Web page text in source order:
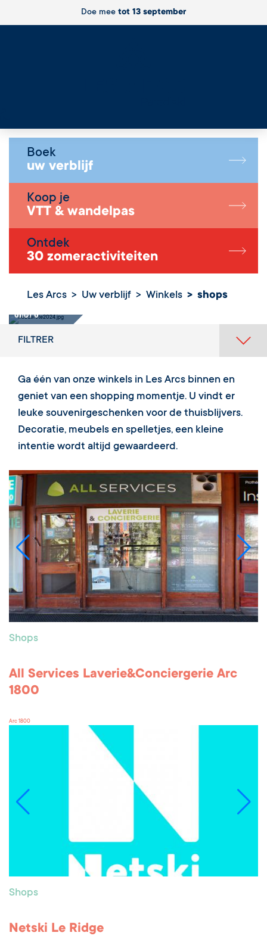
Doe mee tot 13 september
Boek
uw verblijf
Koop je
VTT & wandelpas
Ontdek
30 zomeractiviteiten
Les Arcs Uw verblijf Winkels
shops
shops
FILTRER
Ga één van onze winkels in Les Arcs binnen en
geniet van een shopping momentje. U vindt er
leuke souvenirgeschenken voor de thuisblijvers.
Decoratie, meubels en spelletjes, een kleine
intentie wordt altijd gewaardeerd.
Shops
All Services Laverie&Conciergerie Arc
1800
Arc 1800
Shops
Netski Le Ridge